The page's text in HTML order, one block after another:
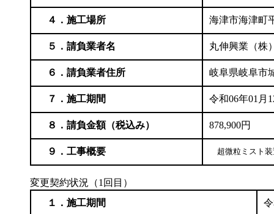
４．施工場所 海津市海津町
５．請負業者名 丸伸興業（
６．請負業者住所 岐阜県岐阜市
７．施工期間 令和06年01月
８．請負金額（税込み） 878,900円
９．工事概要 超微粒ミスト装
変更契約状況（1回目）
１．施工期間